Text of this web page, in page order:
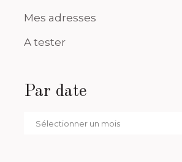
Mes adresses
A tester
Par date
Par